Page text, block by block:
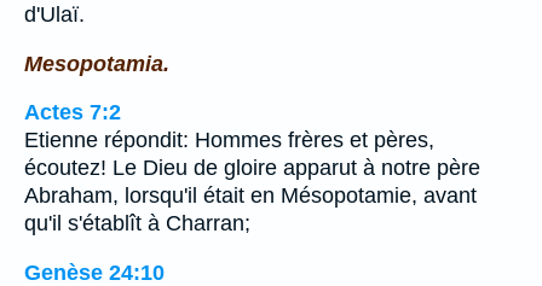
d'Ulaï.
Mesopotamia.
Actes 7:2
Etienne répondit: Hommes frères et pères,
écoutez! Le Dieu de gloire apparut à notre père
Abraham, lorsqu'il était en Mésopotamie, avant
qu'il s'établît à Charran;
Genèse 24:10